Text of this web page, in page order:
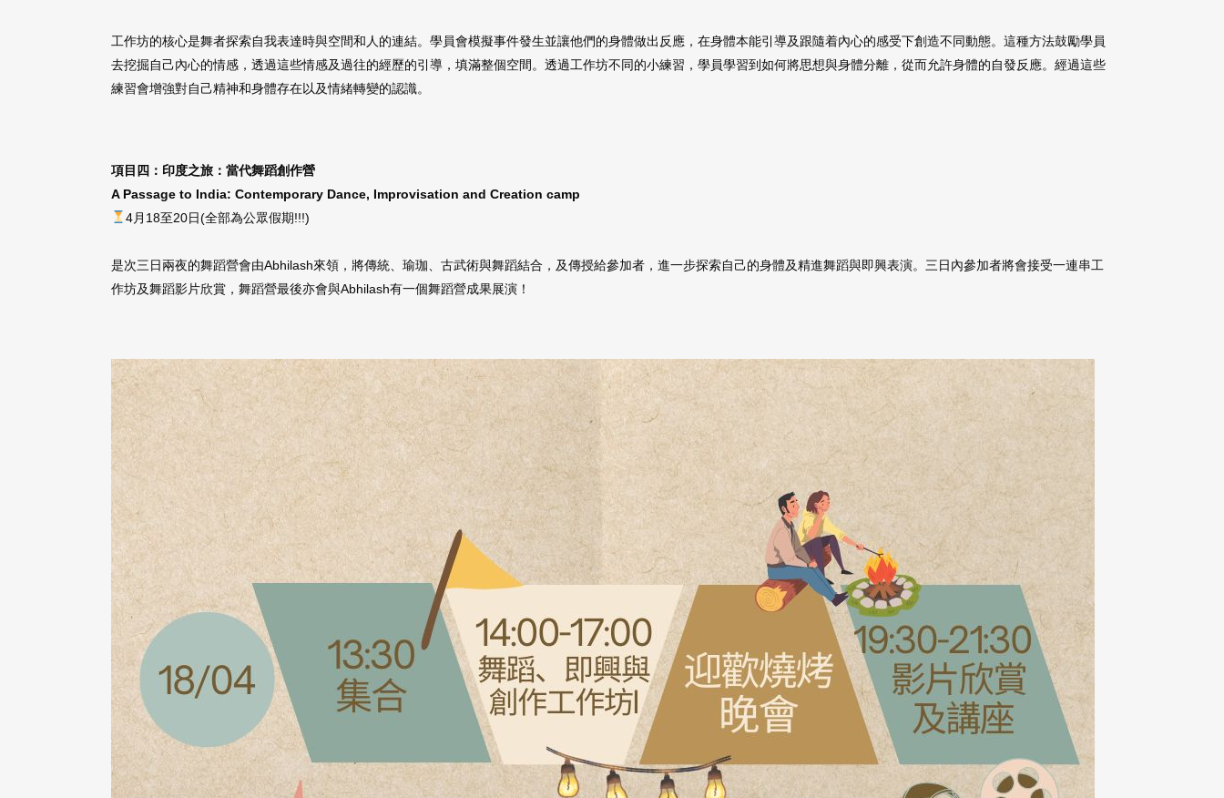
工作坊的核心是舞者探索自我表達時與空間和人的連結。學員會模擬事件發生並讓他們的身體做出反應，在身體本能引導及跟隨着內心的感受下創造不同動態。這種方法鼓勵學員
去挖掘自己內心的情感，透過這些情感及過往的經歷的引導，填滿整個空間。透過工作坊不同的小練習，學員學習到如何將思想與身體分離，從而允許身體的自發反應。經過這些
練習會增強對自己精神和身體存在以及情緒轉變的認識。
項目四：印度之旅：當代舞蹈創作營
A Passage to India: Contemporary Dance, Improvisation and Creation camp
4月18至20日(全部為公眾假期!!!)
是次三日兩夜的舞蹈營會由Abhilash來領，將傳統、瑜珈、古武術與舞蹈結合，及傳授給參加者，進一步探索自己的身體及精進舞蹈與即興表演。三日內參加者將會接受一連串工
作坊及舞蹈影片欣賞，舞蹈營最後亦會與Abhilash有一個舞蹈營成果展演！